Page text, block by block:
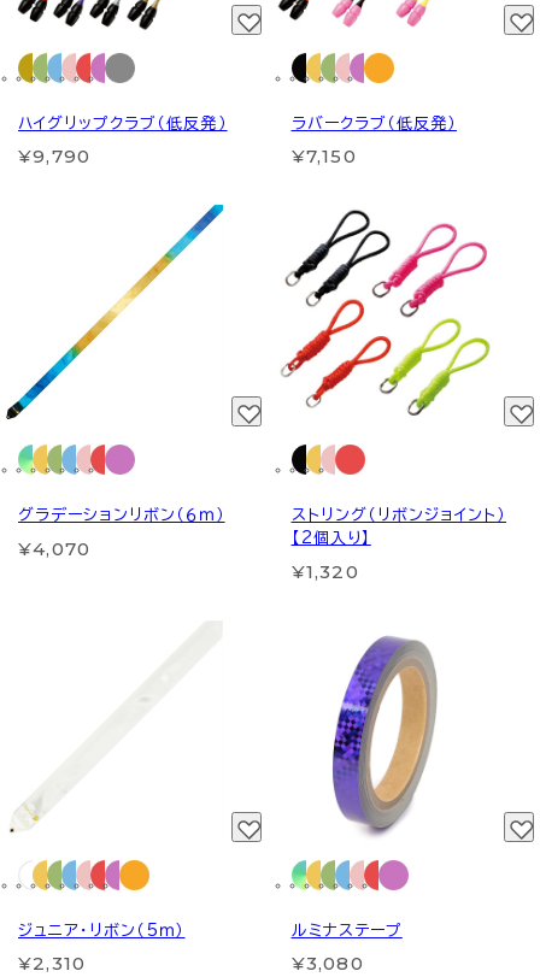
ハイグリップクラブ（低反発）
¥9,790
ラバークラブ（低反発）
¥7,150
グラデーションリボン（６ｍ）
¥4,070
ストリング（リボンジョイント）
【2個入り】
¥1,320
ジュニア・リボン（5ｍ）
¥2,310
ルミナステープ
¥3,080